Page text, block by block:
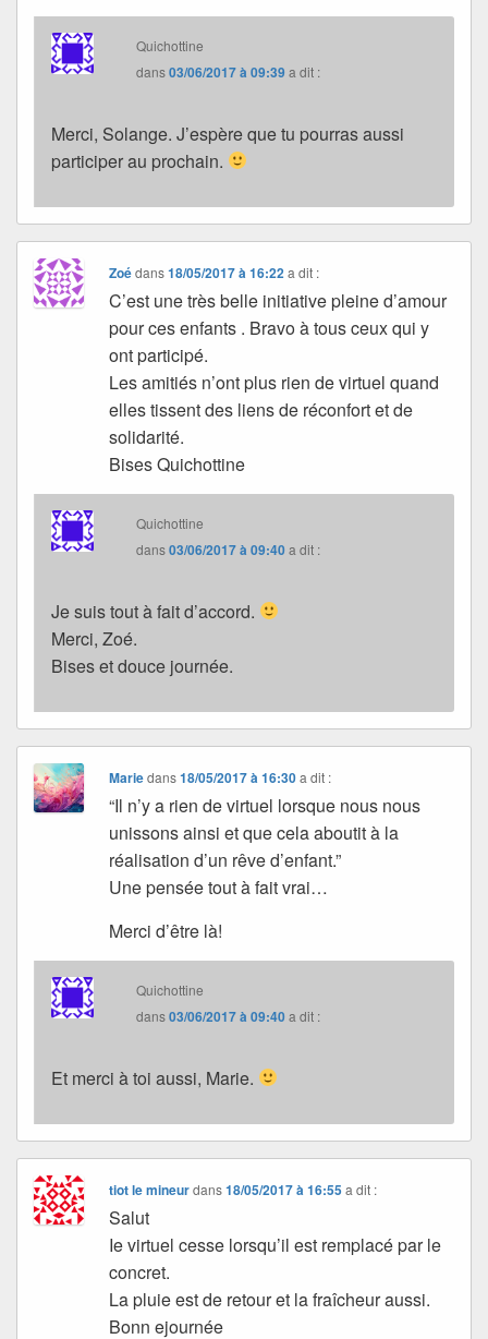
Quichottine
dans03/06/2017 à 09:39a dit :
Merci, Solange. J’espère que tu pourras aussi
participer au prochain.
Zoédans18/05/2017 à 16:22 a dit :
C’est une très belle initiative pleine d’amour
pour ces enfants . Bravo à tous ceux qui y
ont participé.
Les amitiés n’ont plus rien de virtuel quand
elles tissent des liens de réconfort et de
solidarité.
Bises Quichottine
Quichottine
dans03/06/2017 à 09:40a dit :
Je suis tout à fait d’accord.
Merci, Zoé.
Bises et douce journée.
Mariedans18/05/2017 à 16:30 a dit :
“Il n’y a rien de virtuel lorsque nous nous
unissons ainsi et que cela aboutit à la
réalisation d’un rêve d’enfant.”
Une pensée tout à fait vrai…
Merci d’être là!
Quichottine
dans03/06/2017 à 09:40a dit :
Et merci à toi aussi, Marie.
tiot le mineurdans18/05/2017 à 16:55 a dit :
Salut
Ie virtuel cesse lorsqu’il est remplacé par le
concret.
La pluie est de retour et la fraîcheur aussi.
Bonn ejournée